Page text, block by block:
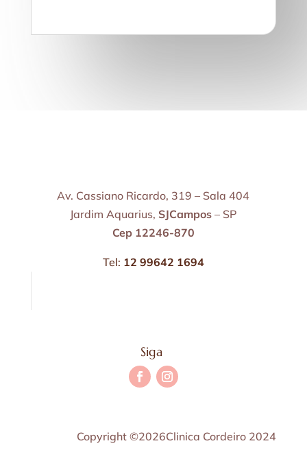
Av. Cassiano Ricardo, 319 – Sala 404
Jardim Aquarius, SJCampos – SP
Cep 12246-870
Tel: 12 99642 1694
Siga
Copyright ©2026Clinica Cordeiro 2024